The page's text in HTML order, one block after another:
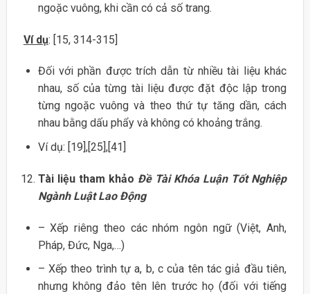
ngoặc vuông, khi cần có cả số trang.
Ví dụ: [15, 314-315]
Đối với phần được trích dẫn từ nhiều tài liệu khác
nhau, số của từng tài liệu được đặt độc lập trong
từng ngoặc vuông và theo thứ tự tăng dần, cách
nhau bằng dấu phẩy và không có khoảng trắng.
Ví dụ: [19],[25],[41]
Tài liệu tham khảo Đề Tài Khóa Luận Tốt Nghiệp
Ngành Luật Lao Động
– Xếp riêng theo các nhóm ngôn ngữ (Việt, Anh,
Pháp, Đức, Nga,…)
– Xếp theo trình tự a, b, c của tên tác giả đầu tiên,
nhưng không đảo tên lên trước họ (đối với tiếng